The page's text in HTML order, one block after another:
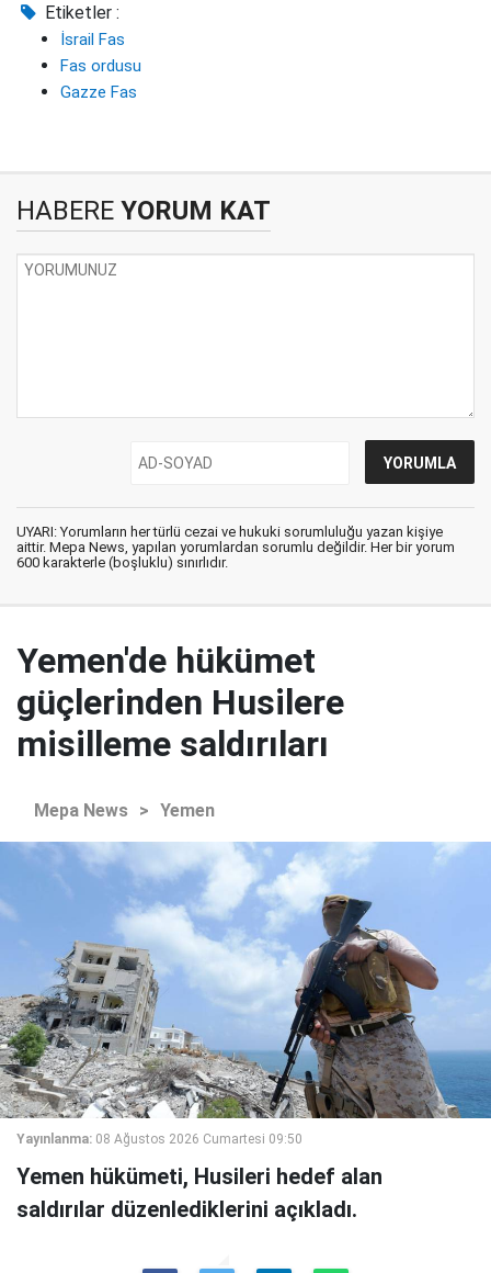
Etiketler :
İsrail Fas
Fas ordusu
Gazze Fas
HABERE YORUM KAT
UYARI: Yorumların her türlü cezai ve hukuki sorumluluğu yazan kişiye
aittir. Mepa News, yapılan yorumlardan sorumlu değildir. Her bir yorum
600 karakterle (boşluklu) sınırlıdır.
Yemen'de hükümet
güçlerinden Husilere
misilleme saldırıları
Mepa News > Yemen
Yayınlanma: 08 Ağustos 2026 Cumartesi 09:50
Yemen hükümeti, Husileri hedef alan
saldırılar düzenlediklerini açıkladı.